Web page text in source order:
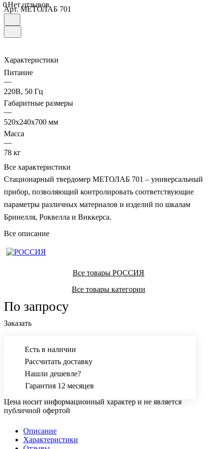
0Нет отзывов
Арт.МЕТОЛАБ 701
Характеристики
Питание
—
220В, 50 Гц
Габаритные размеры
—
520х240х700 мм
Масса
—
78 кг
Все характеристики
Стационарный твердомер МЕТОЛАБ 701 – универсальный
прибор, позволяющий контролировать соответствующие
параметры различных материалов и изделий по шкалам
Бринелля, Роквелла и Виккерса.
Все описание
Все товары РОССИЯ
Все товары категории
По запросу
Заказать
Есть в наличии
Рассчитать доставку
Нашли дешевле?
Гарантия 12 месяцев
Цена носит информационный характер и не является
публичной офертой
Описание
Характеристики